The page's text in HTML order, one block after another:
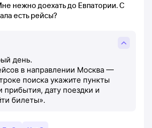
нежно доехать до Евпатории. С
есть рейсы?
день.
в направлении Москва —
поиска укажите пункты
прибытия, дату поездки и
билеты».